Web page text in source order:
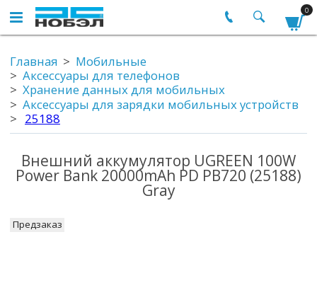
0
Главная
Мобильные
Аксессуары для телефонов
Хранение данных для мобильных
Аксессуары для зарядки мобильных устройств
25188
Внешний аккумулятор UGREEN 100W
Power Bank 20000mAh PD PB720 (25188)
Gray
Предзаказ